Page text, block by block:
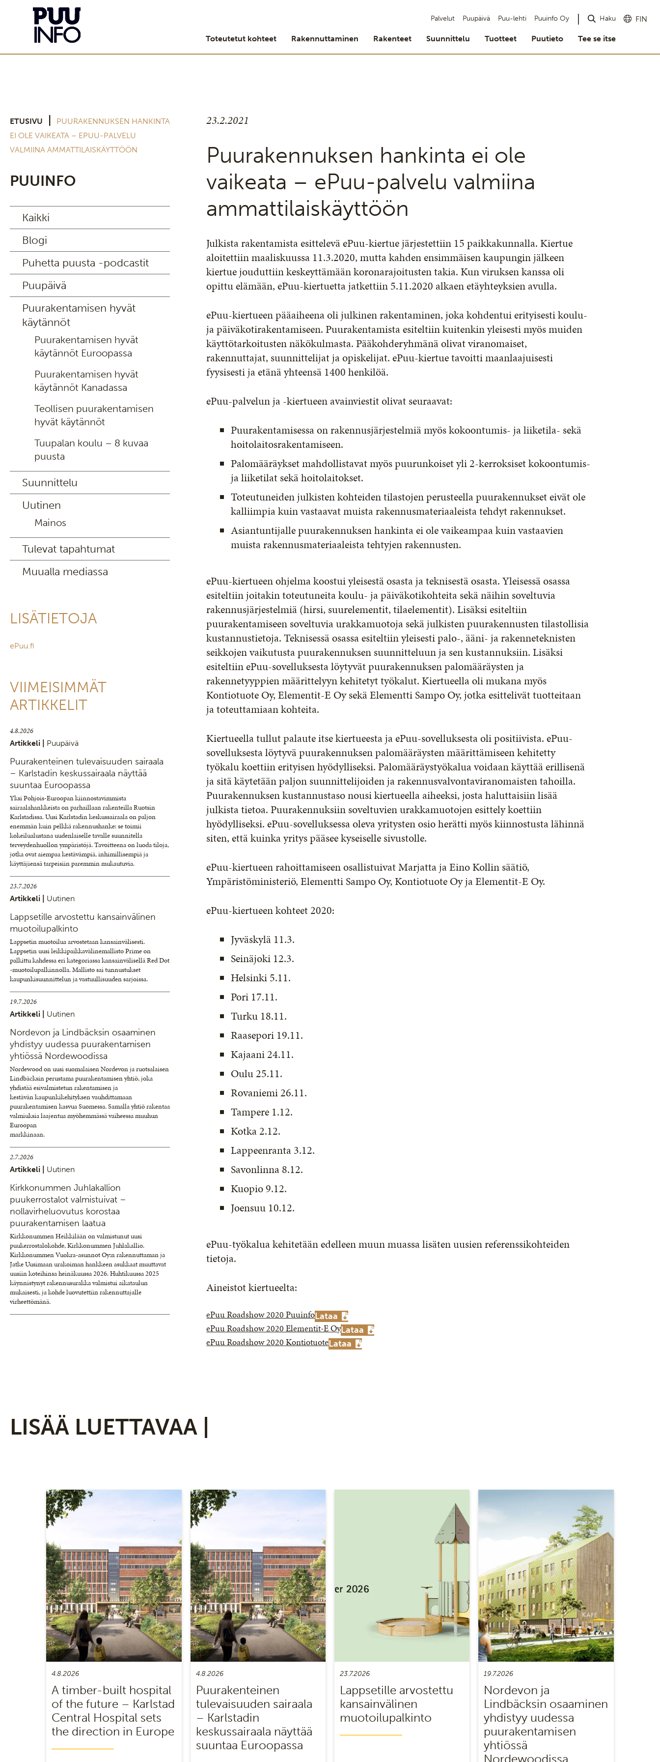
Palvelut Puupäivä Puu-lehti Puuinfo Oy Haku FIN
Toteutetut kohteet Rakennuttaminen Rakenteet Suunnittelu Tuotteet Puutieto Tee se itse
ETUSIVU
PUURAKENNUKSEN HANKINTA
EI OLE VAIKEATA – EPUU-PALVELU
VALMIINA AMMATTILAISKÄYTTÖÖN
PUUINFO
Kaikki
Blogi
Puhetta puusta -podcastit
Puupäivä
Puurakentamisen hyvät
käytännöt
Puurakentamisen hyvät
käytännöt Euroopassa
Puurakentamisen hyvät
käytännöt Kanadassa
Teollisen puurakentamisen
hyvät käytännöt
Tuupalan koulu – 8 kuvaa
puusta
Suunnittelu
Uutinen
Mainos
Tulevat tapahtumat
Muualla mediassa
LISÄTIETOJA
ePuu.fi
VIIMEISIMMÄT
ARTIKKELIT
4.8.2026
Artikkeli | Puupäivä
Puurakenteinen tulevaisuuden sairaala
– Karlstadin keskussairaala näyttää
suuntaa Euroopassa
Yksi Pohjois-Euroopan kiinnostavimmista
sairaalahankkeista on parhaillaan rakenteilla Ruotsin
Karlstadissa. Uusi Karlstadin keskussairaala on paljon
enemmän kuin pelkkä rakennushanke: se toimii
kokeilualustana uudenlaiselle tavalle suunnitella
terveydenhuollon ympäristöjä. Tavoitteena on luoda tiloja,
jotka ovat aiempaa kestävämpiä, inhimillisempiä ja
käyttäjiensä tarpeisiin paremmin mukautuvia.
23.7.2026
Artikkeli | Uutinen
Lappsetille arvostettu kansainvälinen
muotoilupalkinto
Lappsetin muotoilua arvostetaan kansainvälisesti.
Lappsetin uusi leikkipaikkavälinemallisto Prime on
palkittu kahdessa eri kategoriassa kansainvälisellä Red Dot
-muotoilupalkinnolla. Mallisto sai tunnustukset
kaupunkisuunnittelun ja vastuullisuuden sarjoissa.
19.7.2026
Artikkeli | Uutinen
Nordevon ja Lindbäcksin osaaminen
yhdistyy uudessa puurakentamisen
yhtiössä Nordewoodissa
Nordewood on uusi suomalaisen Nordevon ja ruotsalaisen
Lindbäcksin perustama puurakentamisen yhtiö, joka
yhdistää esivalmistetun rakentamisen ja
kestävän kaupunkikehityksen vauhdittamaan
puurakentamisen kasvua Suomessa. Samalla yhtiö rakentaa
valmiuksia laajentua myöhemmässä vaiheessa muuhun
Euroopan
markkinaan.
2.7.2026
Artikkeli | Uutinen
Kirkkonummen Juhlakallion
puukerrostalot valmistuivat –
nollavirheluovutus korostaa
puurakentamisen laatua
Kirkkonummen Heikkilään on valmistunut uusi
puukerrostalokohde, Kirkkonummen Juhlakallio.
Kirkkonummen Vuokra-asunnot Oy:n rakennuttaman ja
Jatke Uusimaan urakoiman hankkeen asukkaat muuttavat
uusiin koteihinsa heinäkuussa 2026. Huhtikuussa 2025
käynnistynyt rakennusurakka valmistui aikataulun
mukaisesti, ja kohde luovutettiin rakennuttajalle
virheettömänä.
23.2.2021
Puurakennuksen hankinta ei ole
vaikeata – ePuu-palvelu valmiina
ammattilaiskäyttöön
Julkista rakentamista esittelevä ePuu-kiertue järjestettiin 15 paikkakunnalla. Kiertue
aloitettiin maaliskuussa 11.3.2020, mutta kahden ensimmäisen kaupungin jälkeen
kiertue jouduttiin keskeyttämään koronarajoitusten takia. Kun viruksen kanssa oli
opittu elämään, ePuu-kiertuetta jatkettiin 5.11.2020 alkaen etäyhteyksien avulla.
ePuu-kiertueen pääaiheena oli julkinen rakentaminen, joka kohdentui erityisesti koulu-
ja päiväkotirakentamiseen. Puurakentamista esiteltiin kuitenkin yleisesti myös muiden
käyttötarkoitusten näkökulmasta. Pääkohderyhmänä olivat viranomaiset,
rakennuttajat, suunnittelijat ja opiskelijat. ePuu-kiertue tavoitti maanlaajuisesti
fyysisesti ja etänä yhteensä 1400 henkilöä.
ePuu-palvelun ja -kiertueen avainviestit olivat seuraavat:
Puurakentamisessa on rakennusjärjestelmiä myös kokoontumis- ja liiketila- sekä
hoitolaitosrakentamiseen.
Palomääräykset mahdollistavat myös puurunkoiset yli 2-kerroksiset kokoontumis-
ja liiketilat sekä hoitolaitokset.
Toteutuneiden julkisten kohteiden tilastojen perusteella puurakennukset eivät ole
kalliimpia kuin vastaavat muista rakennusmateriaaleista tehdyt rakennukset.
Asiantuntijalle puurakennuksen hankinta ei ole vaikeampaa kuin vastaavien
muista rakennusmateriaaleista tehtyjen rakennusten.
ePuu-kiertueen ohjelma koostui yleisestä osasta ja teknisestä osasta. Yleisessä osassa
esiteltiin joitakin toteutuneita koulu- ja päiväkotikohteita sekä näihin soveltuvia
rakennusjärjestelmiä (hirsi, suurelementit, tilaelementit). Lisäksi esiteltiin
puurakentamiseen soveltuvia urakkamuotoja sekä julkisten puurakennusten tilastollisia
kustannustietoja. Teknisessä osassa esiteltiin yleisesti palo-, ääni- ja rakenneteknisten
seikkojen vaikutusta puurakennuksen suunnitteluun ja sen kustannuksiin. Lisäksi
esiteltiin ePuu-sovelluksesta löytyvät puurakennuksen palomääräysten ja
rakennetyyppien määrittelyyn kehitetyt työkalut. Kiertueella oli mukana myös
Kontiotuote Oy, Elementit-E Oy sekä Elementti Sampo Oy, jotka esittelivät tuotteitaan
ja toteuttamiaan kohteita.
Kiertueella tullut palaute itse kiertueesta ja ePuu-sovelluksesta oli positiivista. ePuu-
sovelluksesta löytyvä puurakennuksen palomääräysten määrittämiseen kehitetty
työkalu koettiin erityisen hyödylliseksi. Palomääräystyökalua voidaan käyttää erillisenä
ja sitä käytetään paljon suunnittelijoiden ja rakennusvalvontaviranomaisten tahoilla.
Puurakennuksen kustannustaso nousi kiertueella aiheeksi, josta haluttaisiin lisää
julkista tietoa. Puurakennuksiin soveltuvien urakkamuotojen esittely koettiin
hyödylliseksi. ePuu-sovelluksessa oleva yritysten osio herätti myös kiinnostusta lähinnä
siten, että kuinka yritys pääsee kyseiselle sivustolle.
ePuu-kiertueen rahoittamiseen osallistuivat Marjatta ja Eino Kollin säätiö,
Ympäristöministeriö, Elementti Sampo Oy, Kontiotuote Oy ja Elementit-E Oy.
ePuu-kiertueen kohteet 2020:
Jyväskylä 11.3.
Seinäjoki 12.3.
Helsinki 5.11.
Pori 17.11.
Turku 18.11.
Raasepori 19.11.
Kajaani 24.11.
Oulu 25.11.
Rovaniemi 26.11.
Tampere 1.12.
Kotka 2.12.
Lappeenranta 3.12.
Savonlinna 8.12.
Kuopio 9.12.
Joensuu 10.12.
ePuu-työkalua kehitetään edelleen muun muassa lisäten uusien referenssikohteiden
tietoja.
Aineistot kiertueelta:
ePuu Roadshow 2020 PuuinfoLataa
ePuu Roadshow 2020 Elementit-E OyLataa
ePuu Roadshow 2020 KontiotuoteLataa
LISÄÄ LUETTAVAA |
4.8.2026
A timber-built hospital
of the future – Karlstad
Central Hospital sets
the direction in Europe
4.8.2026
Puurakenteinen
tulevaisuuden sairaala
– Karlstadin
keskussairaala näyttää
suuntaa Euroopassa
23.7.2026
Lappsetille arvostettu
kansainvälinen
muotoilupalkinto
19.7.2026
Nordevon ja
Lindbäcksin osaaminen
yhdistyy uudessa
puurakentamisen
yhtiössä
Nordewoodissa